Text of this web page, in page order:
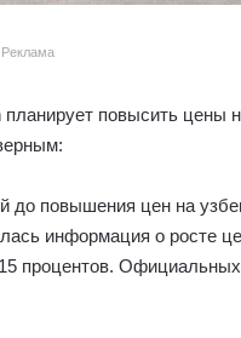
Реклама
повысить цены
до повышения цен на
информация о росте
процентов.